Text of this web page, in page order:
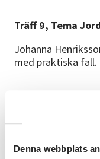
Denna webbplats
Träff 9, Tema
Johanna
med praktiska fall.
beredskap och
Tillsammans